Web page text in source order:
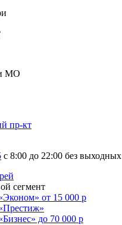
МО
пр-кт
с 8:00 до 22:00 без выходных
сегмент
от 15 000 р
до 70 000 р